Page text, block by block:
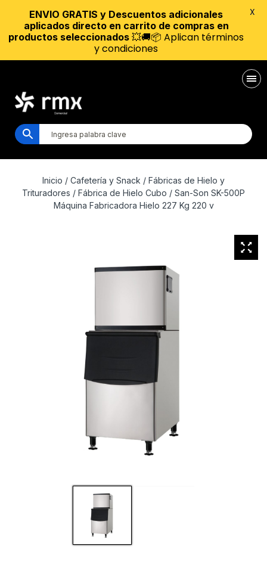
Inicio / Cafetería y Snack / Fábricas de Hielo y
Trituradores / Fábrica de Hielo Cubo / San-Son SK-500P
Máquina Fabricadora Hielo 227 Kg 220 v
ENVIO GRATIS y Descuentos adicionales
aplicados directo en carrito de compras en
productos seleccionados 💥🚚📦 Aplican términos
y condiciones
X